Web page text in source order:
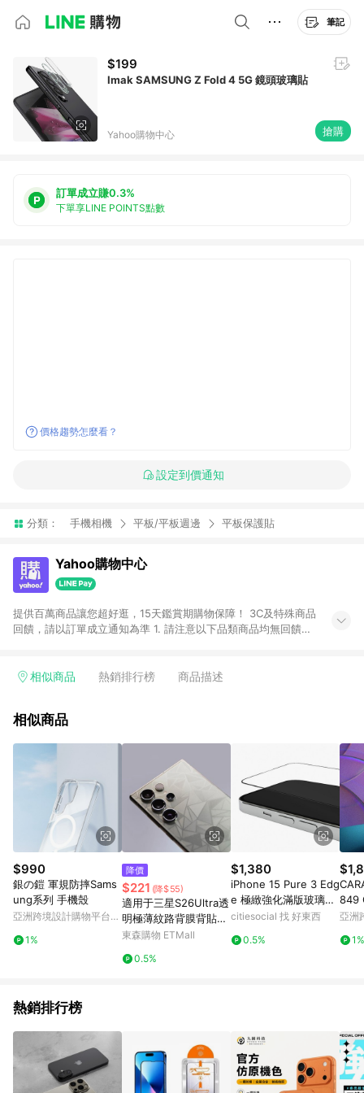
筆記
$199
Imak SAMSUNG Z Fold 4 5G 鏡頭玻璃貼
Yahoo購物中心 搶購
訂單成立賺0.3%
下單享LINE POINTS點數
價格趨勢怎麼看？
設定到價通知
分類： 手機相機 平板/平板週邊 平板保護貼
Yahoo購物中心
提供百萬商品讓您超好逛，15天鑑賞期購物保障！ 3C及特殊商品
回饋，請以訂單成立通知為準 1. 請注意以下品類商品均無回饋：
電玩/遊戲/相機/單眼/鏡頭/拍立得 [2024/6/1起適用] -內接硬
的購回饋活動享Yahoo超贈點回饋者 - 購物中心商店之商品：商
價券等虛擬貨幣折抵 4. 大宗採購或批發轉賣不具回饋資格： 如
有相關事證認定您為大宗採購、批發轉賣而非最終消費使用者，
相關認定以Yahoo購物中心之認定為準
相似商品 熱銷排行榜 商品描述
相似商品
$990
銀の鎧 軍規防摔Sams
ung系列 手機殼
亞洲跨境設計購物平台
1%
降價
$221 (降$55)
適用于三星S26Ultra透
明極薄紋路背膜背貼S2
5Ultra/S24Ultra貼紙
3U卡通壓紋保護貼膜
東森購物 ETMall
0.5%
$1,380
iPhone 15 Pure 3 Edg
e 極緻強化滿版玻璃保
護貼 iPhone 15 Plus /
citiesocial 找 好東西
0.5%
849
亞洲
1%
熱銷排行榜